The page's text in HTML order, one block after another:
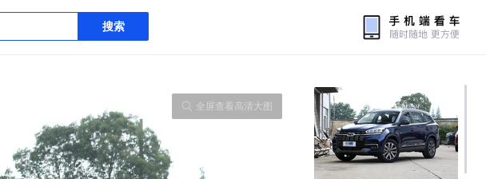
搜索
全屏查看高清大图